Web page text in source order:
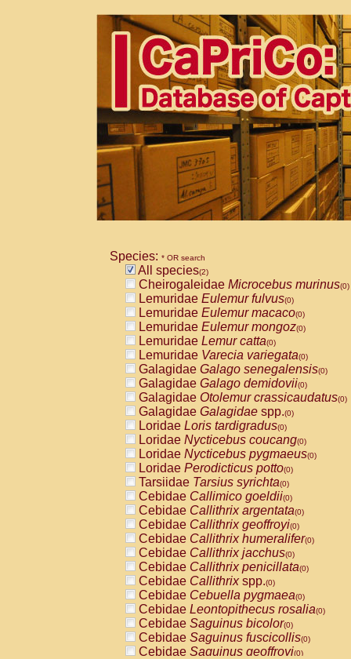
Species: * OR search
All species(2)
Cheirogaleidae Microcebus murinus(0)
Lemuridae Eulemur fulvus(0)
Lemuridae Eulemur macaco(0)
Lemuridae Eulemur mongoz(0)
Lemuridae Lemur catta(0)
Lemuridae Varecia variegata(0)
Galagidae Galago senegalensis(0)
Galagidae Galago demidovii(0)
Galagidae Otolemur crassicaudatus(0)
Galagidae Galagidae spp.(0)
Loridae Loris tardigradus(0)
Loridae Nycticebus coucang(0)
Loridae Nycticebus pygmaeus(0)
Loridae Perodicticus potto(0)
Tarsiidae Tarsius syrichta(0)
Cebidae Callimico goeldii(0)
Cebidae Callithrix argentata(0)
Cebidae Callithrix geoffroyi(0)
Cebidae Callithrix humeralifer(0)
Cebidae Callithrix jacchus(0)
Cebidae Callithrix penicillata(0)
Cebidae Callithrixspp.(0)
Cebidae Cebuella pygmaea(0)
Cebidae Leontopithecus rosalia(0)
Cebidae Saguinus bicolor(0)
Cebidae Saguinus fuscicollis(0)
Cebidae Saguinus geoffroyi(0)